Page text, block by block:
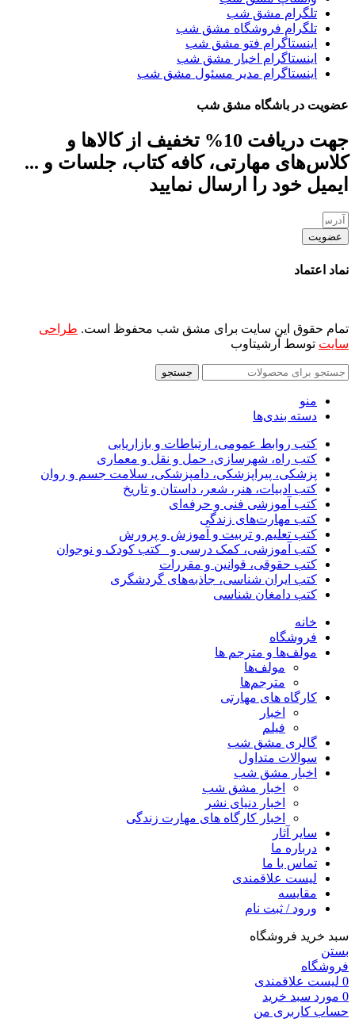
تلگرام مشق شب
تلگرام فروشگاه مشق شب
اینستاگرام فتو مشق شب
اینستاگرام اخبار مشق شب
اینستاگرام مدیر مسئول مشق شب
عضویت در باشگاه مشق شب
جهت دریافت 10% تخفیف از کالاها و
کلاس‌های مهارتی، کافه کتاب، جلسات و ...
ایمیل خود را ارسال نمایید
عضویت
نماد اعتماد
تمام حقوق این سایت برای مشق شب محفوظ است. طراحی
سایت توسط آرشیتاوب
جستجو
منو
دسته بندی‌ها
کتب روابط عمومی، ارتباطات و بازاریابی
کتب راه، شهرسازی، حمل و نقل و معماری
پزشکی، پیراپزشکی، دامپزشکی، سلامت جسم و روان
کتب ادبیات، هنر، شعر، داستان و تاریخ
کتب آموزشی فنی و حرفه‌ای
کتب مهارت‌های زندگی
کتب تعلیم و تربیت و آموزش و پرورش
کتب آموزشی، کمک درسی و _کتب کودک و نوجوان
کتب حقوقی، قوانین و مقررات
کتب ایران شناسی، جاذبه‌های گردشگری
کتب دامغان شناسی
خانه
فروشگاه
مولف‌ها و مترجم ها
مولف‌ها
مترجم‌ها
کارگاه های مهارتی
اخبار
فیلم
گالری مشق شب
سوالات متداول
اخبار مشق شب
اخبار مشق شب
اخبار دنیای نشر
اخبار کارگاه های مهارت زندگی
سایر آثار
درباره ما
تماس با ما
لیست علاقمندی
مقایسه
ورود / ثبت نام
سبد خرید فروشگاه
بستن
فروشگاه
0 لیست علاقمندی
0 مورد سبد خرید
حساب کاربری من